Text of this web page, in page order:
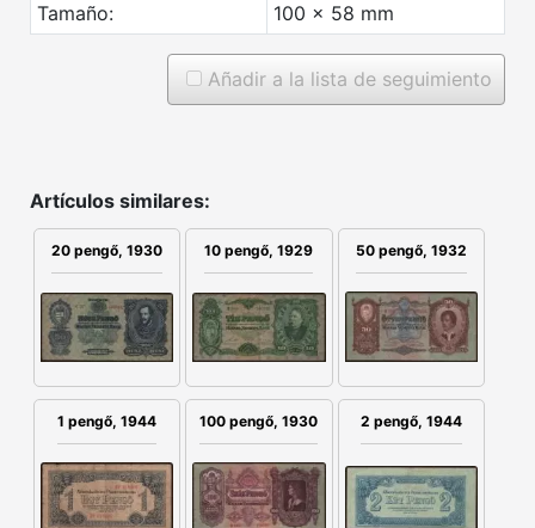
Tamaño:
100 x 58 mm
Añadir a la lista de seguimiento
Artículos similares:
20 pengő, 1930 10 pengő, 1929 50 pengő, 1932
1 pengő, 1944 100 pengő, 1930 2 pengő, 1944